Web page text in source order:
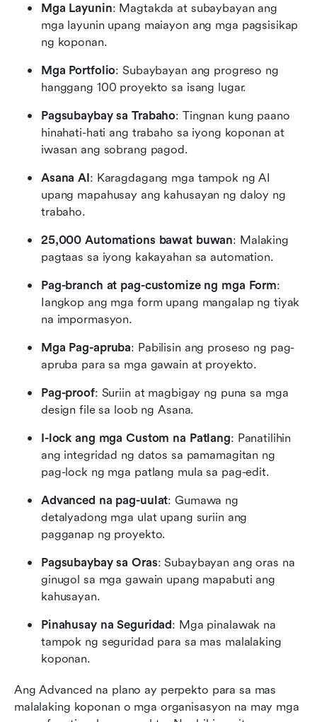
Mga Layunin: Magtakda at subaybayan ang
mga layunin upang maiayon ang mga pagsisikap
ng koponan.
Mga Portfolio: Subaybayan ang progreso ng
hanggang 100 proyekto sa isang lugar.
Pagsubaybay sa Trabaho: Tingnan kung paano
hinahati-hati ang trabaho sa iyong koponan at
iwasan ang sobrang pagod.
Asana AI: Karagdagang mga tampok ng AI
upang mapahusay ang kahusayan ng daloy ng
trabaho.
25,000 Automations bawat buwan: Malaking
pagtaas sa iyong kakayahan sa automation.
Pag-branch at pag-customize ng mga Form:
Iangkop ang mga form upang mangalap ng tiyak
na impormasyon.
Mga Pag-apruba: Pabilisin ang proseso ng pag-
apruba para sa mga gawain at proyekto.
Pag-proof: Suriin at magbigay ng puna sa mga
design file sa loob ng Asana.
I-lock ang mga Custom na Patlang: Panatilihin
ang integridad ng datos sa pamamagitan ng
pag-lock ng mga patlang mula sa pag-edit.
Advanced na pag-uulat: Gumawa ng
detalyadong mga ulat upang suriin ang
pagganap ng proyekto.
Pagsubaybay sa Oras: Subaybayan ang oras na
ginugol sa mga gawain upang mapabuti ang
kahusayan.
Pinahusay na Seguridad: Mga pinalawak na
tampok ng seguridad para sa mas malalaking
koponan.
Ang Advanced na plano ay perpekto para sa mas
malalaking koponan o mga organisasyon na may mga